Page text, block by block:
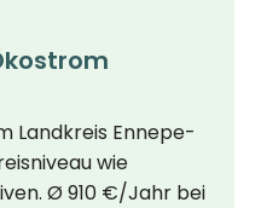
Landkreis Ennepe-
wie
Ø 910 €/Jahr bei